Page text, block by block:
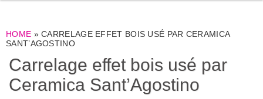
HOME »CARRELAGE EFFET BOIS USÉ PAR CERAMICA
SANT’AGOSTINO
Carrelage effet bois usé par
Ceramica Sant’Agostino